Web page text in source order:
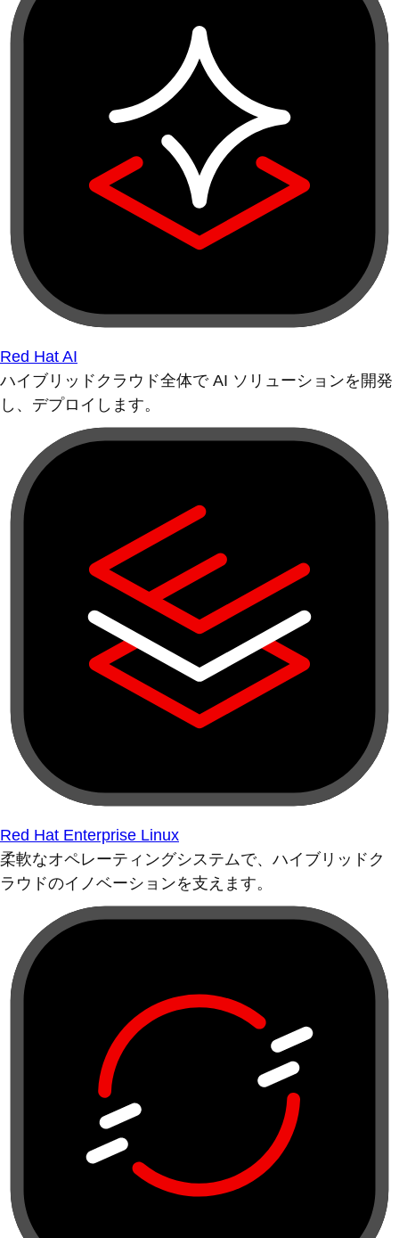
Red Hat AI
ハイブリッドクラウド全体で AI ソリューションを開発
し、デプロイします。
Red Hat Enterprise Linux
柔軟なオペレーティングシステムで、ハイブリッドク
ラウドのイノベーションを支えます。